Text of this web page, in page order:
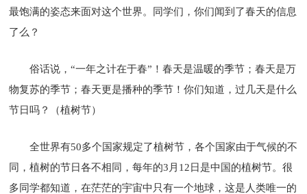
最饱满的姿态来面对这个世界。同学们，你们闻到了春天的信息
了么？
俗话说，“一年之计在于春”！春天是温暖的季节；春天是万
物复苏的季节；春天更是播种的季节！你们知道，过几天是什么
节日吗？（植树节）
全世界有50多个国家规定了植树节，各个国家由于气候的不
同，植树的节日各不相同，每年的3月12日是中国的植树节。很
多同学都知道，在茫茫的宇宙中只有一个地球，这是人类唯一的